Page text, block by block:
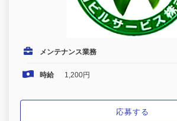
メンテナンス業務
時給 1,200円
応募する